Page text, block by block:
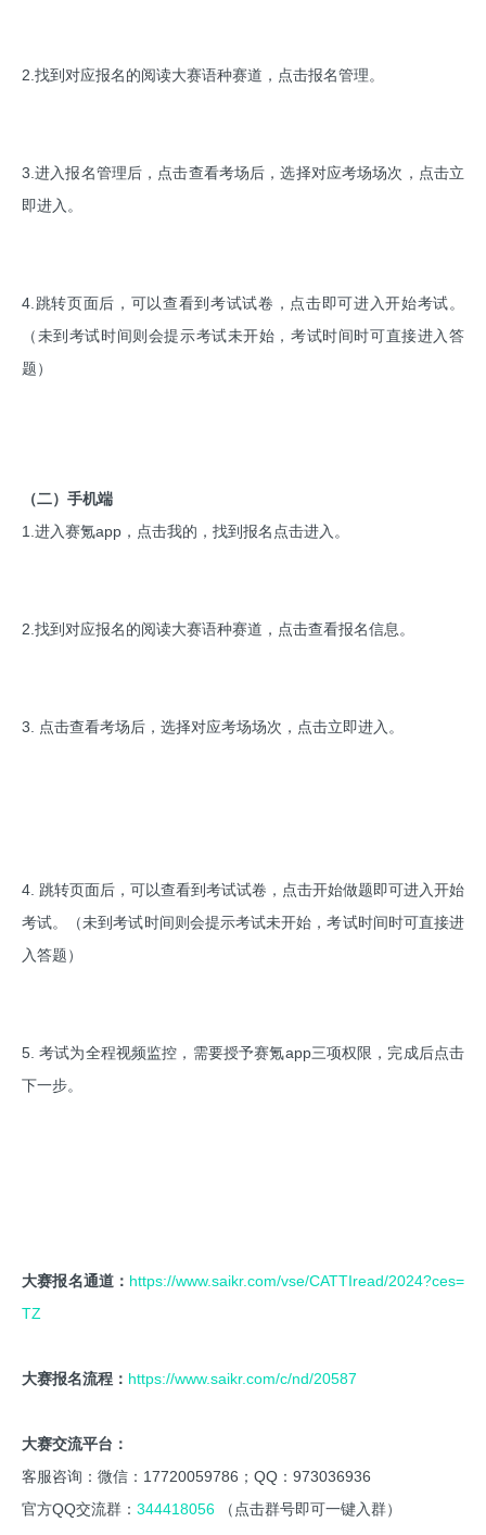
2.找到对应报名的阅读大赛语种赛道，点击报名管理。
3.进入报名管理后，点击查看考场后，选择对应考场场次，点击立
即进入。
4.跳转页面后，可以查看到考试试卷，点击即可进入开始考试。
（未到考试时间则会提示考试未开始，考试时间时可直接进入答
题）
（二）手机端
1.进入赛氪app，点击我的，找到报名点击进入。
2.找到对应报名的阅读大赛语种赛道，点击查看报名信息。
3. 点击查看考场后，选择对应考场场次，点击立即进入。
4. 跳转页面后，可以查看到考试试卷，点击开始做题即可进入开始
考试。（未到考试时间则会提示考试未开始，考试时间时可直接进
入答题）
5. 考试为全程视频监控，需要授予赛氪app三项权限，完成后点击
下一步。
大赛报名通道： https://www.saikr.com/vse/CATTIread/2024?ces=
TZ
大赛报名流程： https://www.saikr.com/c/nd/20587
大赛交流平台：
客服咨询：微信：17720059786；QQ：973036936
官方QQ交流群： 344418056 （点击群号即可一键入群）